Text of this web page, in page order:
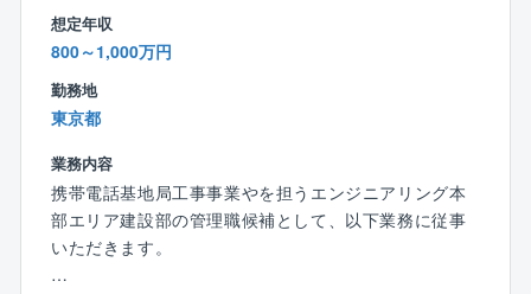
ステムの構築や法人向けの通信環境サポートといった
ネットワークビジネスを展開しています。
エンジニアリングとオペレーションの2本の柱で、企業
の 「いま」 を支え、 「未来」 へとつなぎます。
SBエンジニアリングは、ソフトバンクのグループ会社
として「安全」「品質」「お客様への価値」を提供し
続けます。
【働きやすい環境】
社員の働く環境を整備するために、「プレミアムフラ
イデーの実施」や「スーパーフレックスタイムの導
ロジーの普及を支える重要な役割を担います。
通信インフラの安定稼働と迅速な展開に貢献します。
【仕事の魅力】
接的に寄与できます。
●現場施工と設計をつなぐ中核として、品質を左右する
重要な作業/手続き/申請業務に携われます。
●全国規模の多数サイトを扱うため、マネジメント力や
標準化,自動化のスキルが着実に身につきます。
想定年収
800～1,000万円
勤務地
東京都
業務内容
携帯電話基地局工事事業やを担うエンジニアリング本
部エリア建設部の管理職候補として、以下業務に従事
いただきます。